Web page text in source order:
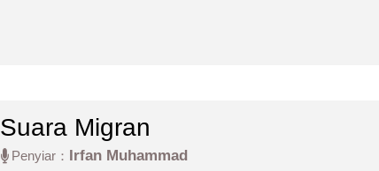
Suara Migran
Penyiar： Irfan Muhammad